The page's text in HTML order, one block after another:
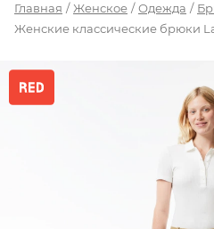
НОВИНКИ
SALE
МЫ LACOSTE
Главная Женское Одежда
Женские классические брюки